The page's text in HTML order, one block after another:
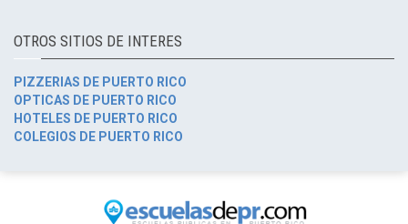
OTROS SITIOS DE INTERES
PIZZERIAS DE PUERTO RICO
OPTICAS DE PUERTO RICO
HOTELES DE PUERTO RICO
COLEGIOS DE PUERTO RICO